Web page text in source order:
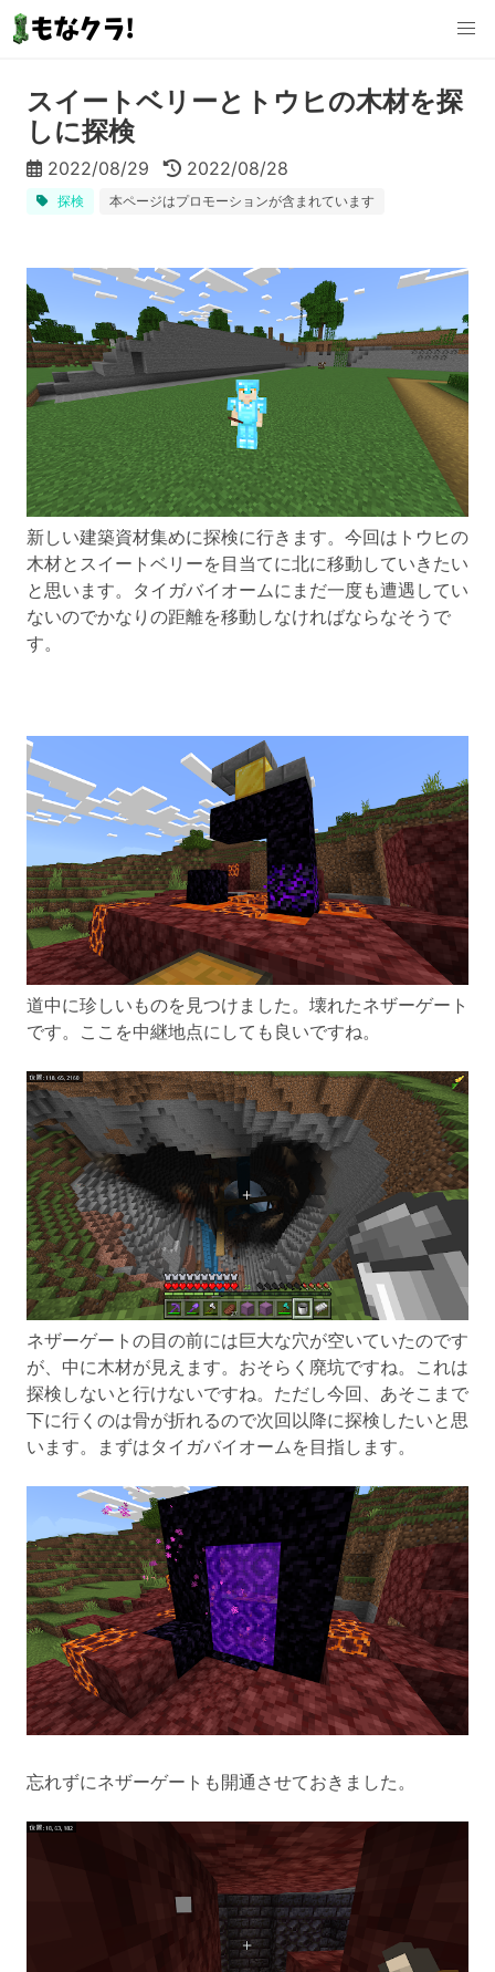
スイートベリーとトウヒの木材を探
しに探検
2022/08/29 2022/08/28
探検 本ページはプロモーションが含まれています
新しい建築資材集めに探検に行きます。今回はトウヒの
木材とスイートベリーを目当てに北に移動していきたい
と思います。タイガバイオームにまだ一度も遭遇してい
ないのでかなりの距離を移動しなければならなそうで
す。
道中に珍しいものを見つけました。壊れたネザーゲート
です。ここを中継地点にしても良いですね。
ネザーゲートの目の前には巨大な穴が空いていたのです
が、中に木材が見えます。おそらく廃坑ですね。これは
探検しないと行けないですね。ただし今回、あそこまで
下に行くのは骨が折れるので次回以降に探検したいと思
います。まずはタイガバイオームを目指します。
忘れずにネザーゲートも開通させておきました。